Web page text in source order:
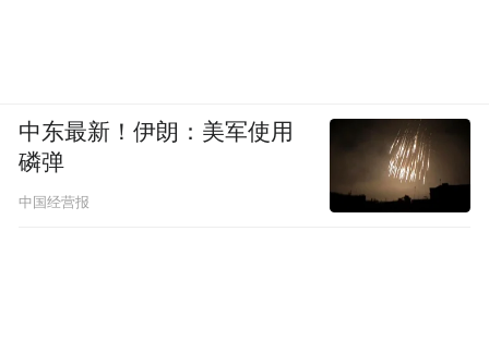
中东最新！伊朗：美军使用
磷弹
中国经营报